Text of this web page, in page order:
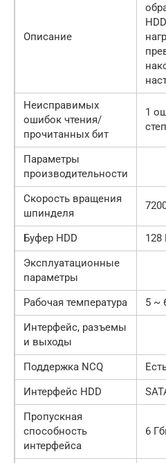
Описание
Неисправимых
ошибок чтения/
прочитанных бит
1
Параметры
производительности
Скорость вращения
шпинделя
Буфер HDD
Эксплуатационные
параметры
Рабочая температура
5 ~
Интерфейс, разъемы
и выходы
Поддержка NCQ
Интерфейс HDD
Пропускная
способность
интерфейса
6